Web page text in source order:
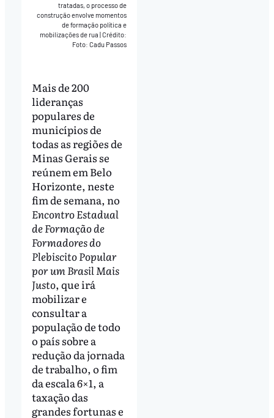
tratadas, o processo de
construção envolve momentos
de formação política e
mobilizações de rua|Crédito:
Foto: Cadu Passos
Mais de 200
lideranças
populares de
municípios de
todas as regiões de
Minas Gerais se
reúnem em Belo
Horizonte, neste
fim de semana, no
Encontro Estadual
de Formação de
Formadores do
Plebiscito Popular
por um Brasil Mais
Justo, que irá
mobilizar e
consultar a
população de todo
o país sobre a
redução da jornada
de trabalho, o fim
da escala 6×1, a
taxação das
grandes fortunas e